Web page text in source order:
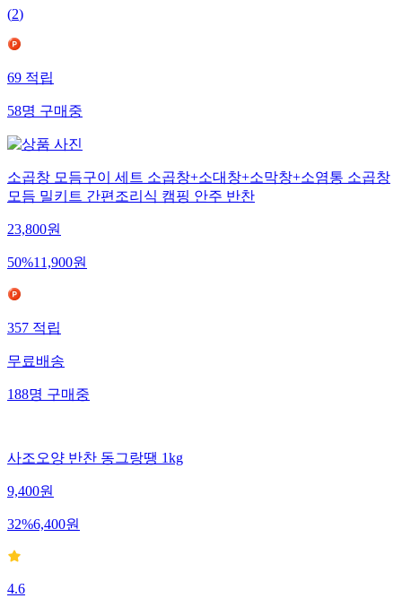
(2)
69 적립
58명 구매중
소곱창 모듬구이 세트 소곱창+소대창+소막창+소염통 소곱창
모듬 밀키트 간편조리식 캠핑 안주 반찬
23,800원
50%11,900원
357 적립
무료배송
188명 구매중
사조오양 반찬 동그랑땡 1kg
9,400원
32%6,400원
4.6